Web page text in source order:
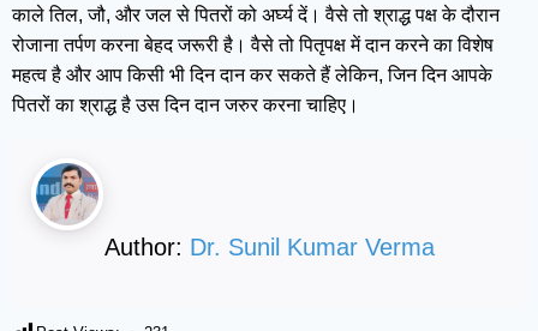
काले तिल, जौ, और जल से पितरों को अर्घ्य दें। वैसे तो श्राद्ध पक्ष के दौरान
रोजाना तर्पण करना बेहद जरूरी है। वैसे तो पितृपक्ष में दान करने का विशेष
महत्व है और आप किसी भी दिन दान कर सकते हैं लेकिन, जिन दिन आपके
पितरों का श्राद्ध है उस दिन दान जरुर करना चाहिए।
Author: Dr. Sunil Kumar Verma